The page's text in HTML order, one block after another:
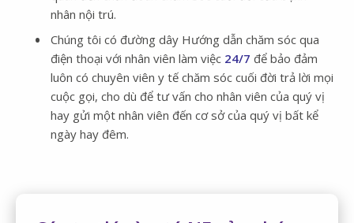
nhân nội trú.
Chúng tôi có đường dây Hướng dẫn chăm sóc qua
điện thoại với nhân viên làm việc 24/7 để bảo đảm
luôn có chuyên viên y tế chăm sóc cuối đời trả lời mọi
cuộc gọi, cho dù để tư vấn cho nhân viên của quý vị
hay gửi một nhân viên đến cơ sở của quý vị bất kể
ngày hay đêm.